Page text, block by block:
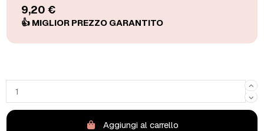
9,20 €
Aggiungi al carrello